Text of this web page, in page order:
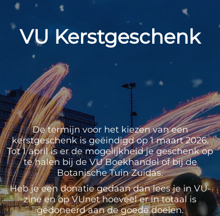
VU Kerstgeschenk
De termijn voor het kiezen van een
kerstgeschenk is geëindigd op 1 maart 2026.
Tot 1 april is er de mogelijkheid je geschenk op
te halen bij de VU Boekhandel of bij de
Botanische Tuin Zuidas.
Heb je een donatie gedaan dan lees je in VU-
zine en op VUnet hoeveel er in totaal is
gedoneerd aan de goede doelen.